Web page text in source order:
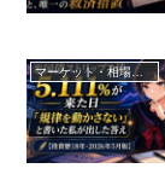
マーケット・相場分析